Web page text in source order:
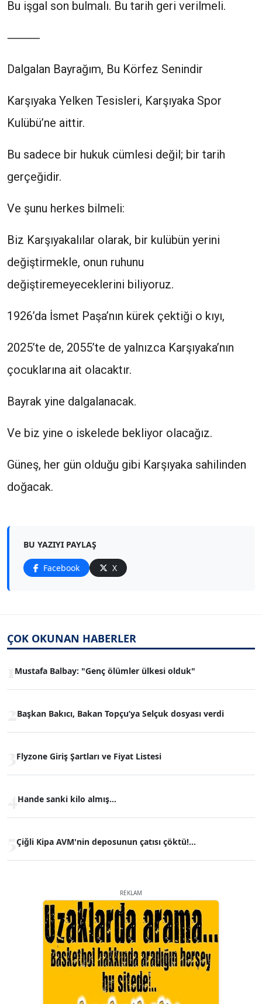
Bu işgal son bulmalı. Bu tarih geri verilmeli.
⸻
Dalgalan Bayrağım, Bu Körfez Senindir
Karşıyaka Yelken Tesisleri, Karşıyaka Spor
Kulübü’ne aittir.
Bu sadece bir hukuk cümlesi değil; bir tarih
gerçeğidir.
Ve şunu herkes bilmeli:
Biz Karşıyakalılar olarak, bir kulübün yerini
değiştirmekle, onun ruhunu
değiştiremeyeceklerini biliyoruz.
1926’da İsmet Paşa’nın kürek çektiği o kıyı,
2025’te de, 2055’te de yalnızca Karşıyaka’nın
çocuklarına ait olacaktır.
Bayrak yine dalgalanacak.
Ve biz yine o iskelede bekliyor olacağız.
Güneş, her gün olduğu gibi Karşıyaka sahilinden
doğacak.
BU YAZIYI PAYLAŞ
Facebook X
ÇOK OKUNAN HABERLER
Mustafa Balbay: "Genç ölümler ülkesi olduk"
Başkan Bakıcı, Bakan Topçu’ya Selçuk dosyası verdi
Flyzone Giriş Şartları ve Fiyat Listesi
Hande sanki kilo almış...
Çiğli Kipa AVM'nin deposunun çatısı çöktü!...
REKLAM